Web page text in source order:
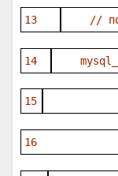
13 //
14
15
16